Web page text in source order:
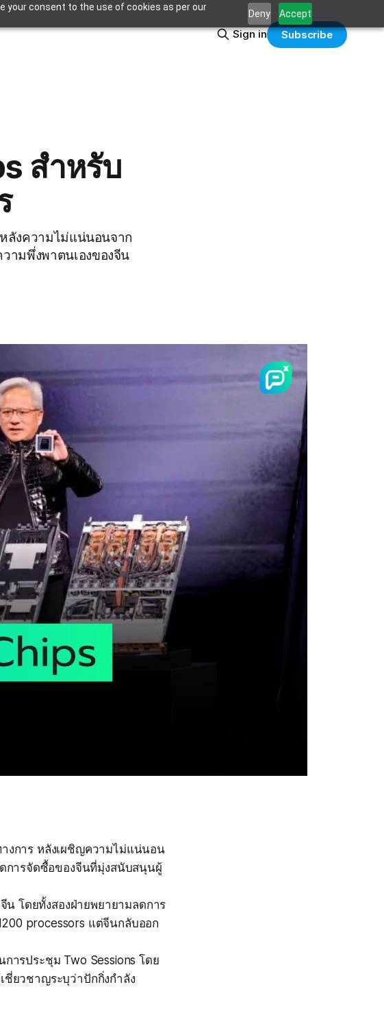
your consent to the use of cookies as per our
Deny Accept
Sign in Subscribe
สำหรับ
ลังความไม่แน่นอนจาก
ามพึ่งพาตนเองของจีน
งการ หลังเผชิญความไม่แน่นอน
การจัดซื้อของจีนที่มุ่งสนับสนุนผู้
น โดยทั้งสองฝ่ายพยายามลดการ
processors แต่จีนกลับออก
ารประชุม Two Sessions โดย
ชี่ยวชาญระบุว่าปักกิ่งกำลัง